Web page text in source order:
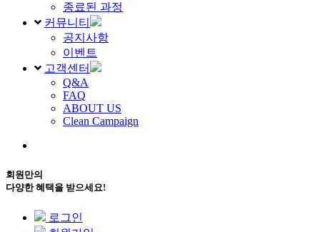
종료된 과정
커뮤니티
공지사항
이벤트
고객센터
Q&A
FAQ
ABOUT US
Clean Campaign
회원만의
다양한 혜택을 받으세요!
로그인